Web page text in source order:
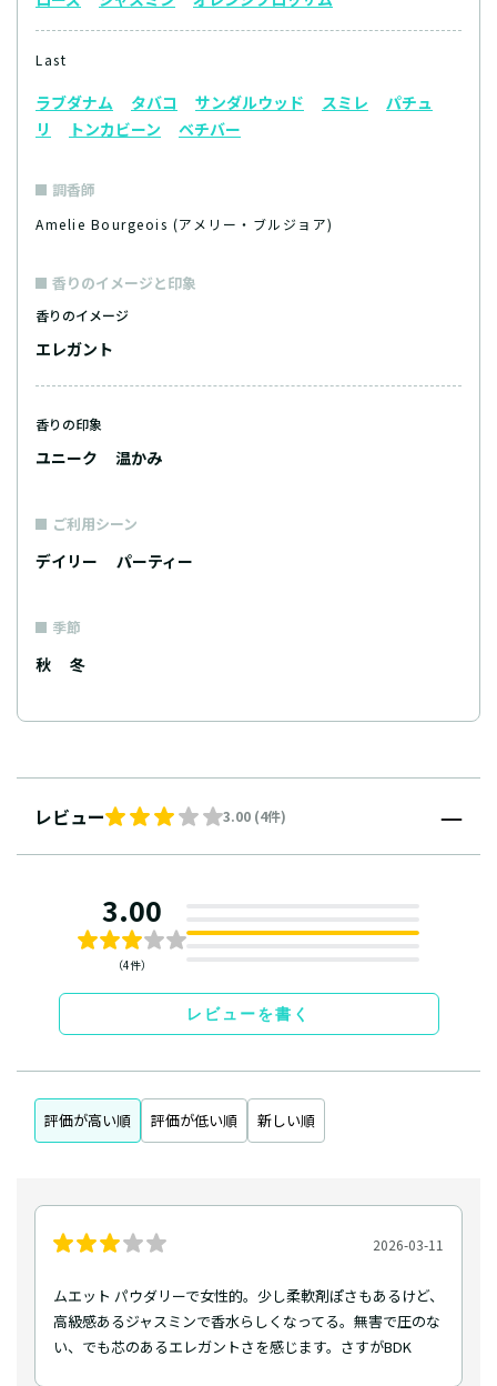
Last
ラブダナム タバコ サンダルウッド スミレ
パチュ
リ
トンカビーン ベチバー
調香師
Amelie Bourgeois (アメリー・ブルジョア)
香りのイメージと印象
香りのイメージ
エレガント
香りの印象
ユニーク 温かみ
ご利用シーン
デイリー パーティー
季節
秋 冬
レビュー 3.00 (4件)
3.00
（4件）
レビューを書く
評価が高い順 評価が低い順 新しい順
2026-03-11
ムエット パウダリーで女性的。少し柔軟剤ぽさもあるけど、
高級感あるジャスミンで香水らしくなってる。無害で圧のな
い、でも芯のあるエレガントさを感じます。さすがBDK